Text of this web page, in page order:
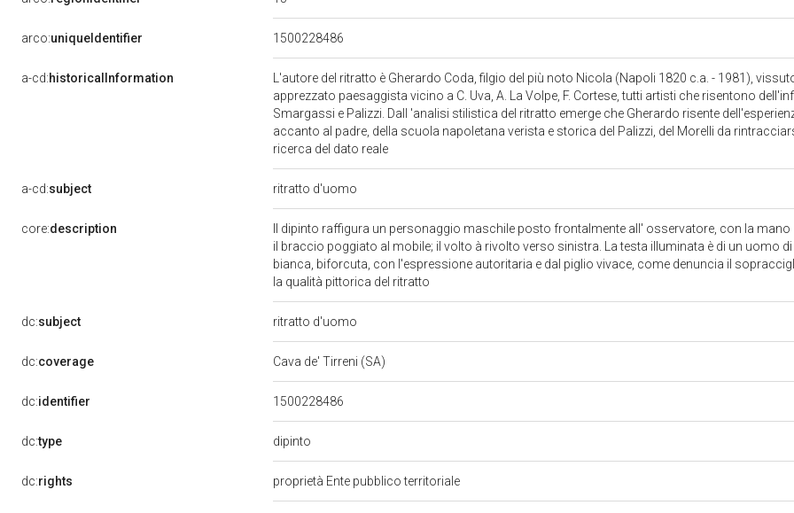
arco:uniqueIdentifier 1500228486
a-cd:historicalInformation
L'autore del ritratto è Gherardo Coda, filgio del più noto Nicola (Napoli 1820 c.a. - 1981),
apprezzato paesaggista vicino a C. Uva, A. La Volpe, F. Cortese, tutti artisti che risentono
Smargassi e Palizzi. Dall 'analisi stilistica del ritratto emerge che Gherardo risente
accanto al padre, della scuola napoletana verista e storica del Palizzi, del Morelli da
ricerca del dato reale
a-cd:subject ritratto d'uomo
core:description
Il dipinto raffigura un personaggio maschile posto frontalmente all' osservatore, con la mano
il braccio poggiato al mobile; il volto à rivolto verso sinistra. La testa illuminata è di un uomo
bianca, biforcuta, con l'espressione autoritaria e dal piglio vivace, come denuncia il
la qualità pittorica del ritratto
dc:subject ritratto d'uomo
dc:coverage Cava de' Tirreni (SA)
dc:identifier 1500228486
dc:type dipinto
dc:rights proprietà Ente pubblico territoriale